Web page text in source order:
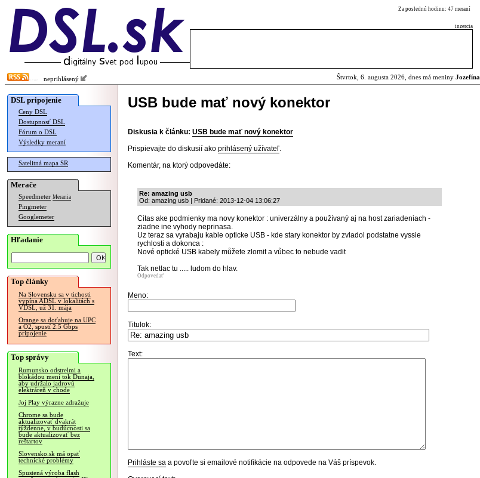
Za poslednú hodinu: 47 meraní
inzercia
neprihlásený Štvrtok, 6. augusta 2026, dnes má meniny Jozefína
DSL pripojenie
Ceny DSL
Dostupnosť DSL
Fórum o DSL
Výsledky meraní
Satelitná mapa SR
Merače
Speedmeter Merania
Pingmeter
Googlemeter
Hľadanie
Top články
Na Slovensku sa v tichosti
vypína ADSL v lokalitách s
VDSL, už 31. mája
Orange sa doťahuje na UPC
a O2, spustí 2.5 Gbps
pripojenie
Top správy
Rumunsko odstrelmi a
blokádou mení tok Dunaja,
aby udržalo jadrovú
elektráreň v chode
Joj Play výrazne zdražuje
Chrome sa bude
aktualizovať dvakrát
týždenne, v budúcnosti sa
bude aktualizovať bez
reštartov
Slovensko.sk má opäť
technické problémy
Spustená výroba flash
USB bude mať nový konektor
Diskusia k článku: USB bude mať nový konektor
Prispievajte do diskusií ako prihlásený užívateľ.
Komentár, na ktorý odpovedáte:
Re: amazing usb
Od: amazing usb | Pridané: 2013-12-04 13:06:27
Citas ake podmienky ma novy konektor : univerzálny a používaný aj na host zariadeniach -
ziadne ine vyhody neprinasa.
Uz teraz sa vyrabaju kable opticke USB - kde stary konektor by zvladol podstatne vyssie
rychlosti a dokonca :
Nové optické USB kabely můžete zlomit a vůbec to nebude vadit
Tak netlac tu ..... ludom do hlav.
Odpovedať
Meno:
Titulok:
Text:
Prihláste sa a povoľte si emailové notifikácie na odpovede na Váš príspevok.